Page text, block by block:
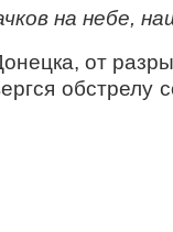
на небе,
от
обстрелу